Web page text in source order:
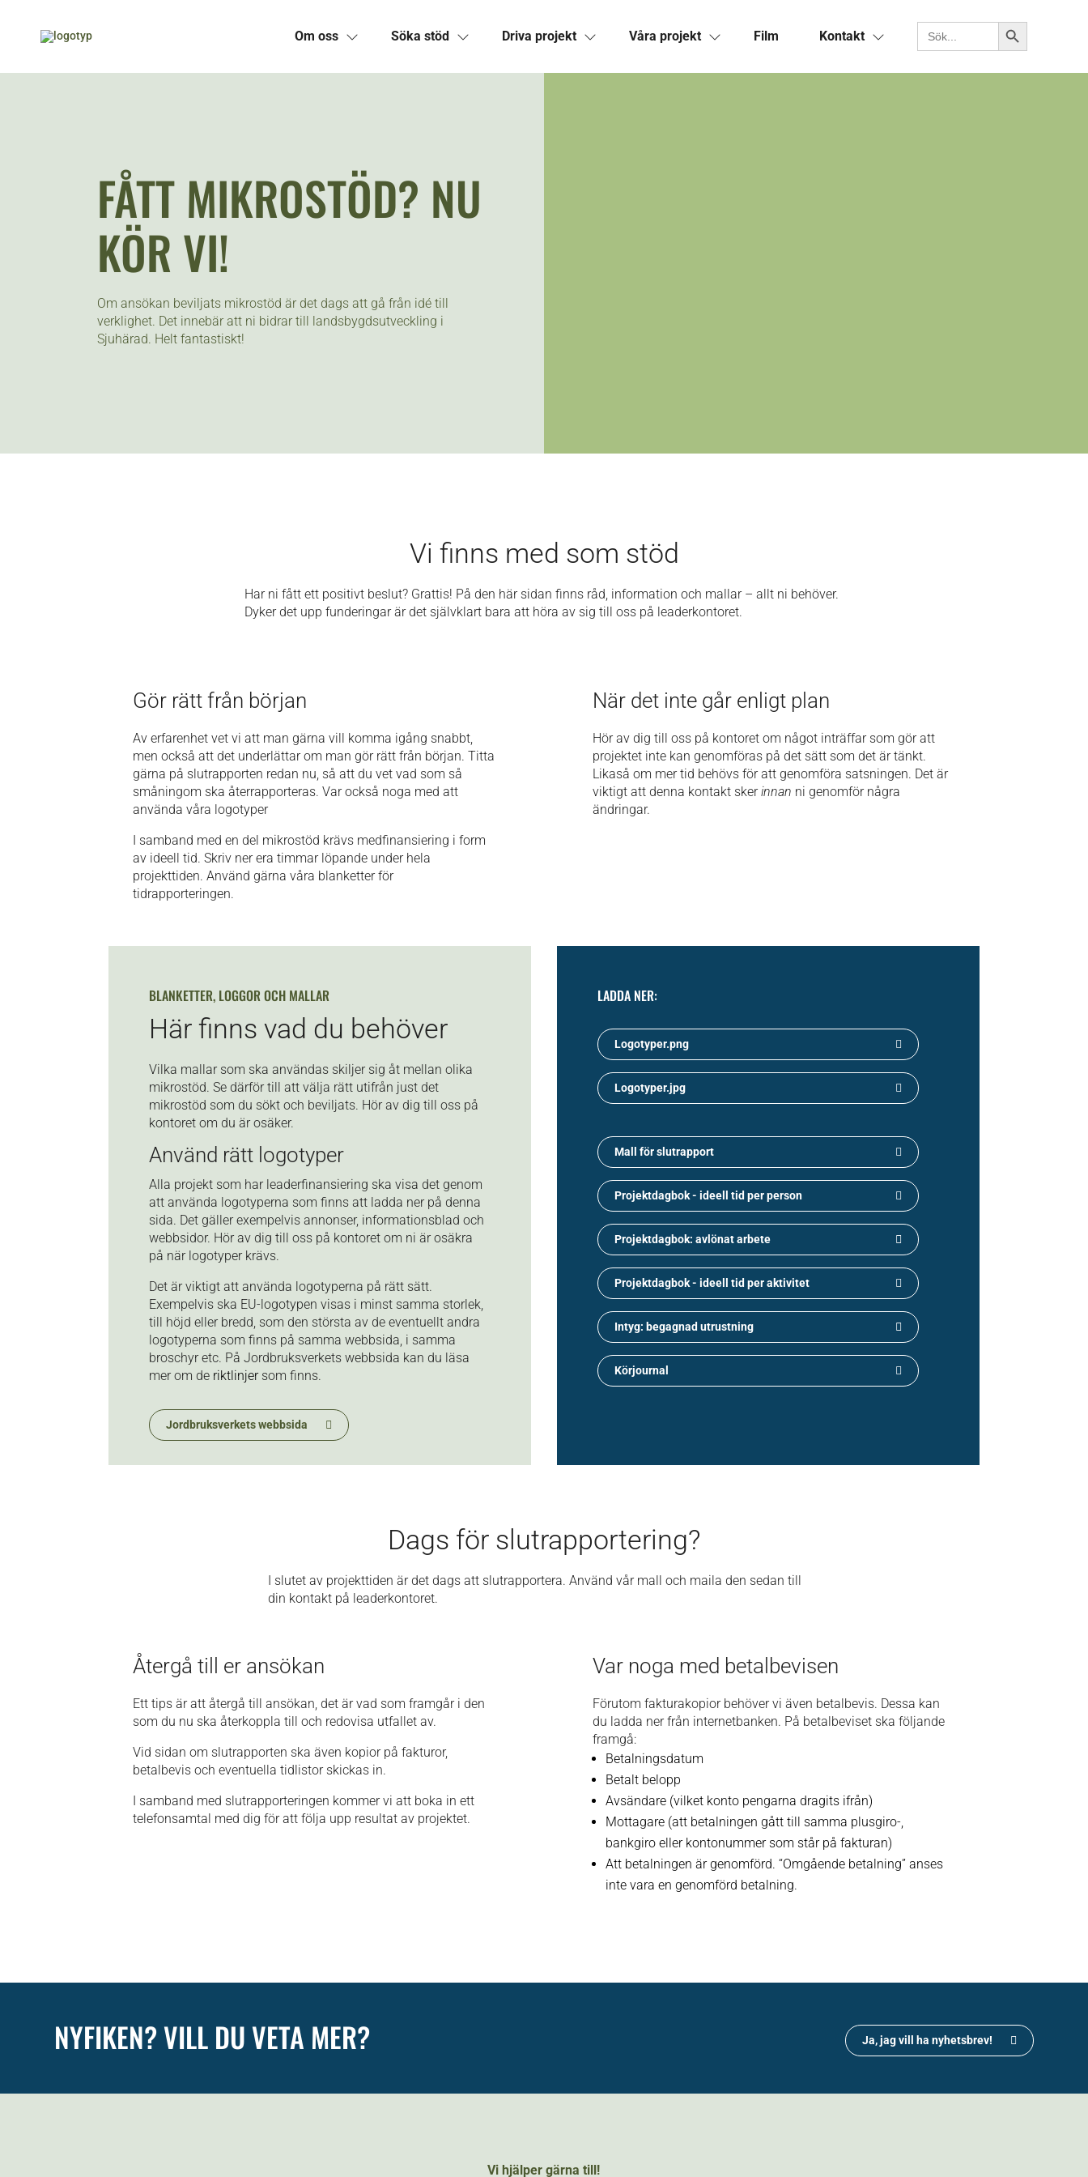
Om oss Söka stöd Driva projekt Våra projekt Film Kontakt Sök efter: Sökknapp
FÅTT MIKROSTÖD? NU
KÖR VI!
Om ansökan beviljats mikrostöd är det dags att gå från idé till
verklighet. Det innebär att ni bidrar till landsbygdsutveckling i
Sjuhärad. Helt fantastiskt!
Vi finns med som stöd
Har ni fått ett positivt beslut? Grattis! På den här sidan finns råd, information och mallar – allt ni behöver.
Dyker det upp funderingar är det självklart bara att höra av sig till oss på leaderkontoret.
Gör rätt från början
Av erfarenhet vet vi att man gärna vill komma igång snabbt,
men också att det underlättar om man gör rätt från början. Titta
gärna på slutrapporten redan nu, så att du vet vad som så
småningom ska återrapporteras. Var också noga med att
använda våra logotyper
I samband med en del mikrostöd krävs medfinansiering i form
av ideell tid. Skriv ner era timmar löpande under hela
projekttiden. Använd gärna våra blanketter för
tidrapporteringen.
När det inte går enligt plan
Hör av dig till oss på kontoret om något inträffar som gör att
projektet inte kan genomföras på det sätt som det är tänkt.
Likaså om mer tid behövs för att genomföra satsningen. Det är
viktigt att denna kontakt skerinnan ni genomför några
ändringar.
BLANKETTER, LOGGOR OCH MALLAR
Här finns vad du behöver
Vilka mallar som ska användas skiljer sig åt mellan olika
mikrostöd. Se därför till att välja rätt utifrån just det
mikrostöd som du sökt och beviljats. Hör av dig till oss på
kontoret om du är osäker.
Använd rätt logotyper
Alla projekt som har leaderfinansiering ska visa det genom
att använda logotyperna som finns att ladda ner på denna
sida. Det gäller exempelvis annonser, informationsblad och
webbsidor. Hör av dig till oss på kontoret om ni är osäkra
på när logotyper krävs.
Det är viktigt att använda logotyperna på rätt sätt.
Exempelvis ska EU-logotypen visas i minst samma storlek,
till höjd eller bredd, som den största av de eventuellt andra
logotyperna som finns på samma webbsida, i samma
broschyr etc. På Jordbruksverkets webbsida kan du läsa
mer om de riktlinjersom finns.
Jordbruksverkets webbsida
LADDA NER:
Logotyper.png
Logotyper.jpg
Mall för slutrapport
Projektdagbok - ideell tid per person
Projektdagbok: avlönat arbete
Projektdagbok - ideell tid per aktivitet
Intyg: begagnad utrustning
Körjournal
Dags för slutrapportering?
I slutet av projekttiden är det dags att slutrapportera. Använd vår mall och maila den sedan till
din kontakt på leaderkontoret.
Återgå till er ansökan
Ett tips är att återgå till ansökan, det är vad som framgår i den
som du nu ska återkoppla till och redovisa utfallet av.
Vid sidan om slutrapporten ska även kopior på fakturor,
betalbevis och eventuella tidlistor skickas in.
I samband med slutrapporteringen kommer vi att boka in ett
telefonsamtal med dig för att följa upp resultat av projektet.
Var noga med betalbevisen
Förutom fakturakopior behöver vi även betalbevis. Dessa kan
du ladda ner från internetbanken. På betalbeviset ska följande
framgå:
Betalningsdatum
Betalt belopp
Avsändare (vilket konto pengarna dragits ifrån)
Mottagare (att betalningen gått till samma plusgiro-,
bankgiro eller kontonummer som står på fakturan)
Att betalningen är genomförd. “Omgående betalning” anses
inte vara en genomförd betalning.
NYFIKEN? VILL DU VETA MER? Ja, jag vill ha nyhetsbrev!
Vi hjälper gärna till!